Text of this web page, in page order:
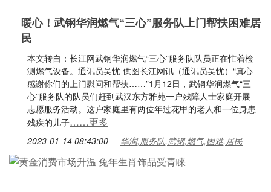
暖心！武钢华润燃气“三心”服务队上门帮扶困难居
民
本文转自：长江网武钢华润燃气“三心”服务队队员正在忙着检
测燃气设备。通讯员吴忧 供图长江网讯（通讯员吴忧）“真心
感谢你们的上门慰问和帮扶……”1月12日，武钢华润燃气“三
心”服务队的队员们赶到武汉东方雅苑一户残障人士家庭开展
志愿服务活动。这户家庭里有两位年过花甲的老人和一位身患
残疾的儿子……更多
2023-01-14 08:43:00 华润,服务队,武钢,燃气,困难,居民